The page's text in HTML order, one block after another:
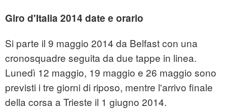
Giro d'Italia 2014 date e orario
Si parte il 9 maggio 2014 da Belfast con una
cronosquadre seguita da due tappe in linea.
Lunedì 12 maggio, 19 maggio e 26 maggio sono
previsti i tre giorni di riposo, mentre l'arrivo finale
della corsa a Trieste il 1 giugno 2014.